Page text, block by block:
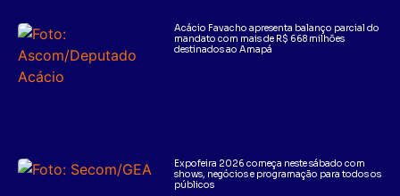
Acácio Favacho apresenta balanço parcial do
mandato com mais de R$ 668 milhões
destinados ao Amapá
Expofeira 2026 começa neste sábado com
shows, negócios e programação para todos os
públicos